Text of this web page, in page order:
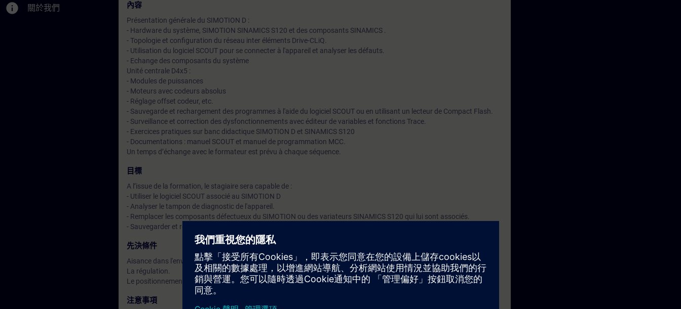
info 關於我們 內容
Présentation générale du SIMOTION D :
- Hardware du système, SIMOTION SINAMICS S120 et des composants SINAMICS .
- Topologie et configuration du réseau inter éléments Drive-CLiQ.
- Utilisation du logiciel SCOUT pour se connecter à l'appareil et analyser les défauts.
- Echange des composants du système
Unité centrale D4x5 :
- Modules de puissances
- Moteurs avec codeurs absolus
- Réglage offset codeur, etc.
- Sauvegarde et rechargement des programmes à l'aide du logiciel SCOUT ou en utilisant un lecteur de Compact Flash.
- Surveillance et correction des dysfonctionnements avec éditeur de variables et fonctions Trace.
- Exercices pratiques sur banc didactique SIMOTION D et SINAMICS S120
- Documentations : manuel SCOUT et manuel de programmation MCC.
Un temps d’échange avec le formateur est prévu à chaque séquence.
目標
A l’issue de la formation, le stagiaire sera capable de :
- Utiliser le logiciel SCOUT associé au SIMOTION D
- Analyser le tampon de diagnostic de l'appareil.
- Remplacer les composants défectueux du SIMOTION ou des variateurs SINAMICS S120 qui lui sont associés.
- Sauvegarder et recharger le programme de l'application SIMOTION.
先決條件
Aisance dans l'environnement WINDOWS.Notions de bases sur :
La régulation.
Le positionnement.
注意事項